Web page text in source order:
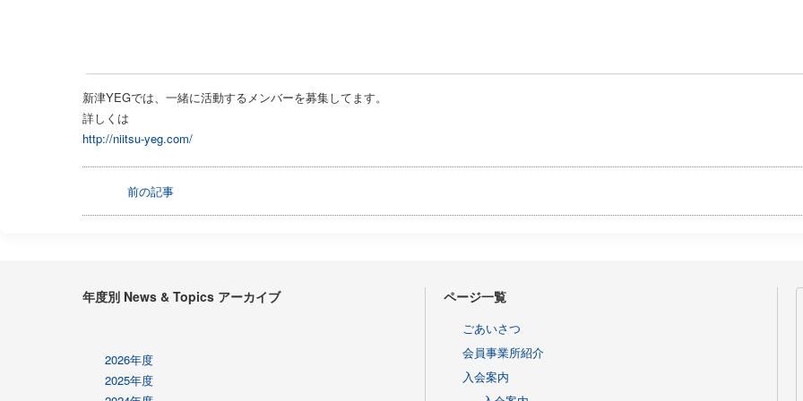
新津YEGでは、一緒に活動するメンバーを募集してます。
詳しくは
年度別 News & Topics アーカイブ ページ一覧
ごあいさつ